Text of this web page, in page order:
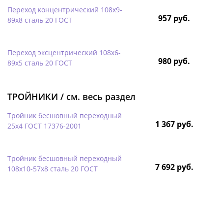
Переход концентрический 108х9-
89х8 сталь 20 ГОСТ
957 руб.
Переход эксцентрический 108х6-
89х5 сталь 20 ГОСТ
980 руб.
ТРОЙНИКИ / см. весь раздел
Тройник бесшовный переходный
25х4 ГОСТ 17376-2001
1 367 руб.
Тройник бесшовный переходный
108х10-57х8 сталь 20 ГОСТ
7 692 руб.